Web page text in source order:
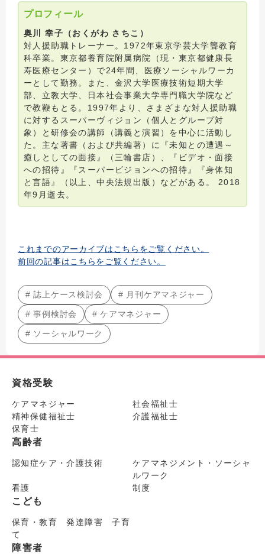
プロフィール
奥川 幸子（おくがわ さちこ）
対人援助職トレーナー。1972年東京学芸大学聾教育
科卒業。東京都養育院附属病院（現・東京都健康長
寿医療センター）で24年間、医療ソーシャルワーカ
ーとして勤務。また、金沢大学医療技術短期大学
部、立教大学、日本社会事業大学専門職大学院など
で教鞭もとる。1997年より、さまざまな対人援助職
に対するスーパーヴィジョン（個人とグループ対
象）と研修会の講師（講義と演習）を中心に活動し
た。主な著書（および共編著）に『未知との遭遇～
癒しとしての面接』（三輪書店）、『ビデオ・面接
への招待』『スーパービジョンへの招待』『身体知
と言語』（以上、中央法規出版）などがある。 2018
年9月逝去。
これまでのアーカイブはこちらをご覧ください。
前回の記事はこちらをご覧ください。
# 誌上ケース検討会 # 月刊ケアマネジャー
# 事例検討会 # ケアマネジャー
# ソーシャルワーク
資格受験
ケアマネジャー
社会福祉士
精神保健福祉士
介護福祉士
保育士
高齢者
認知症ケア・介護技術
ケアマネジメント・ソーシャ
ルワーク
看護
制度
こども
保育・教育 発達障害 子育
て
障害者